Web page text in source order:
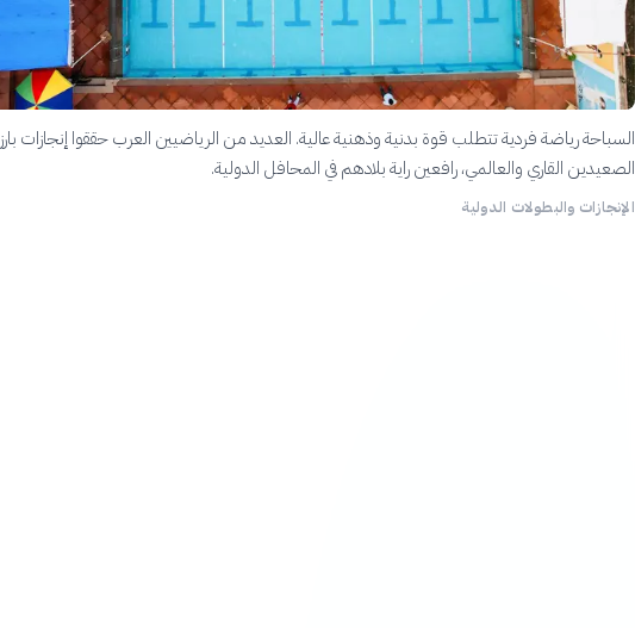
السباحة رياضة فردية تتطلب قوة بدنية وذهنية عالية. العديد من الرياضيين العرب حققوا إنجازات
الصعيدين القاري والعالمي، رافعين راية بلادهم في المحافل الدولية.
الإنجازات والبطولات الدولية